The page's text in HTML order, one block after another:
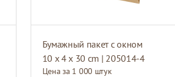
Бумажный пакет с окном
10 x 4 x 30 cm | 205014-4
Цена за 1 000 штук